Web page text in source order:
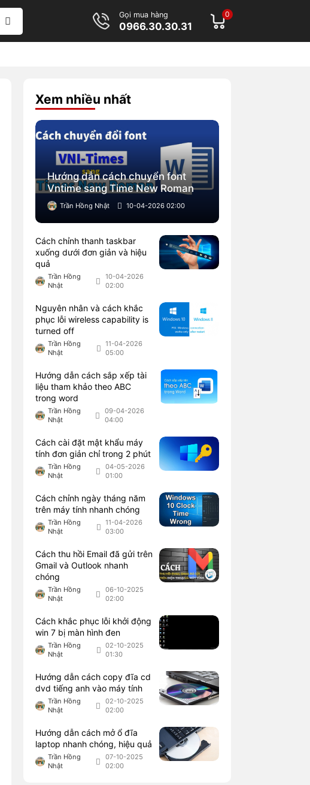
Gọi mua hàng
0966.30.30.31
0
Xem nhiều nhất
Hướng dẫn cách chuyển font
Vntime sang Time New Roman
Trần Hồng Nhật 10-04-2026 02:00
Cách chỉnh thanh taskbar
xuống dưới đơn giản và hiệu
quả
Trần Hồng
Nhật
10-04-2026
02:00
Nguyên nhân và cách khắc
phục lỗi wireless capability is
turned off
Trần Hồng
Nhật
11-04-2026
05:00
Hướng dẫn cách sắp xếp tài
liệu tham khảo theo ABC
trong word
Trần Hồng
Nhật
09-04-2026
04:00
Cách cài đặt mật khẩu máy
tính đơn giản chỉ trong 2 phút
Trần Hồng
Nhật
04-05-2026
01:00
Cách chỉnh ngày tháng năm
trên máy tính nhanh chóng
Trần Hồng
Nhật
11-04-2026
03:00
Cách thu hồi Email đã gửi trên
Gmail và Outlook nhanh
chóng
Trần Hồng
Nhật
06-10-2025
02:00
Cách khắc phục lỗi khởi động
win 7 bị màn hình đen
Trần Hồng
Nhật
02-10-2025
01:30
Hướng dẫn cách copy đĩa cd
dvd tiếng anh vào máy tính
Trần Hồng
Nhật
02-10-2025
02:00
Hướng dẫn cách mở ổ đĩa
laptop nhanh chóng, hiệu quả
Trần Hồng
Nhật
07-10-2025
02:00